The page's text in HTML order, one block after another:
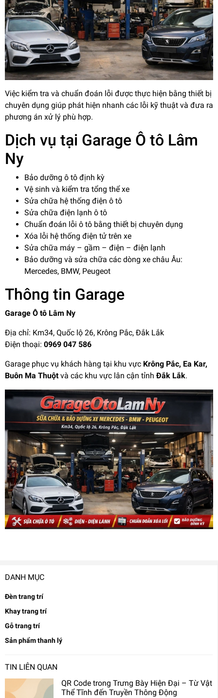
DANH MỤC
Đèn trang trí
Khay trang trí
Gỗ trang trí
Sản phẩm thanh lý
TIN LIÊN QUAN
QR Code trong Trưng Bày Hiện Đại – Từ Vật
Thể Tĩnh đến Truyền Thông Động
Việc kiểm tra và chuẩn đoán lỗi được thực hiện bằng thiết bị
chuyên dụng giúp phát hiện nhanh các lỗi kỹ thuật và đưa ra
phương án xử lý phù hợp.
Dịch vụ tại Garage Ô tô Lâm
Ny
Bảo dưỡng ô tô định kỳ
Vệ sinh và kiểm tra tổng thể xe
Sửa chữa hệ thống điện ô tô
Sửa chữa điện lạnh ô tô
Chuẩn đoán lỗi ô tô bằng thiết bị chuyên dụng
Xóa lỗi hệ thống điện tử trên xe
Sửa chữa máy – gầm – điện – điện lạnh
Bảo dưỡng và sửa chữa các dòng xe châu Âu:
Mercedes, BMW, Peugeot
Thông tin Garage
Garage Ô tô Lâm Ny
Địa chỉ: Km34, Quốc lộ 26, Krông Pắc, Đắk Lắk
Điện thoại: 0969 047 586
Garage phục vụ khách hàng tại khu vực Krông Pắc, Ea Kar,
Buôn Ma Thuộtvà các khu vực lân cận tỉnhĐắk Lắk.